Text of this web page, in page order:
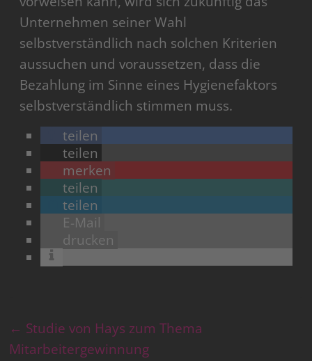
Unternehmen seiner Wahl
selbstverständlich nach solchen Kriterien
aussuchen und voraussetzen, dass die
Bezahlung im Sinne eines Hygienefaktors
selbstverständlich stimmen muss.
teilen
teilen
merken
teilen
teilen
E-Mail
drucken
← Studie von Hays zum Thema
Mitarbeitergewinnung